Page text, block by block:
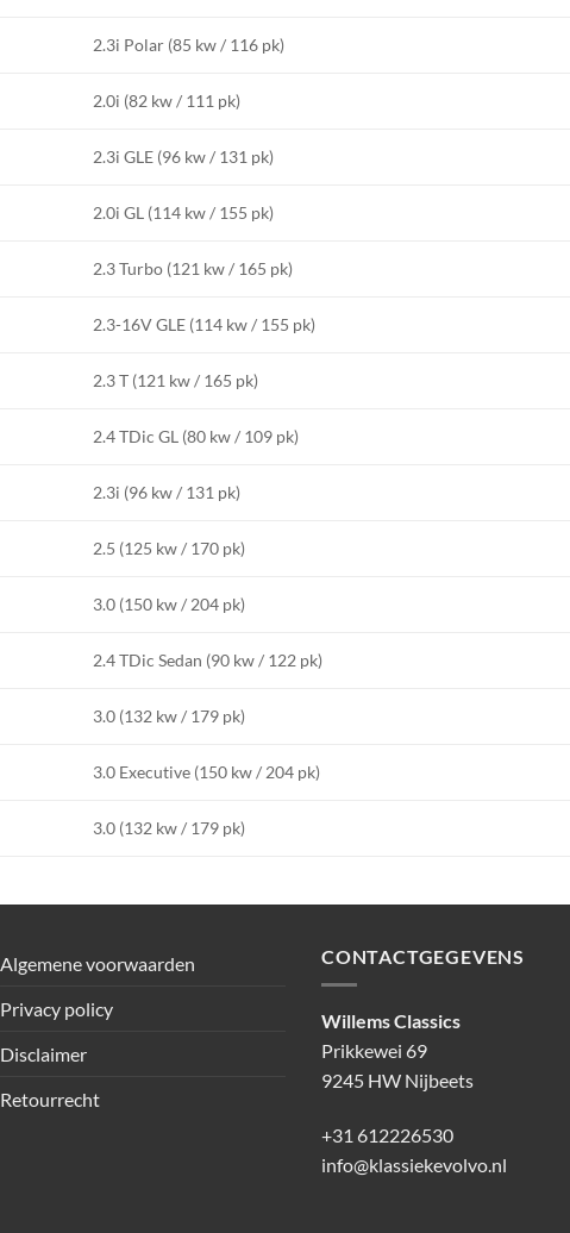
2.3i Polar (85 kw / 116 pk)
2.0i (82 kw / 111 pk)
2.3i GLE (96 kw / 131 pk)
2.0i GL (114 kw / 155 pk)
2.3 Turbo (121 kw / 165 pk)
2.3-16V GLE (114 kw / 155 pk)
2.3 T (121 kw / 165 pk)
2.4 TDic GL (80 kw / 109 pk)
2.3i (96 kw / 131 pk)
2.5 (125 kw / 170 pk)
3.0 (150 kw / 204 pk)
2.4 TDic Sedan (90 kw / 122 pk)
3.0 (132 kw / 179 pk)
3.0 Executive (150 kw / 204 pk)
3.0 (132 kw / 179 pk)
Algemene voorwaarden
Privacy policy
Disclaimer
Retourrecht
CONTACTGEGEVENS
Willems Classics
Prikkewei 69
9245 HW Nijbeets
+31 612226530
info@klassiekevolvo.nl